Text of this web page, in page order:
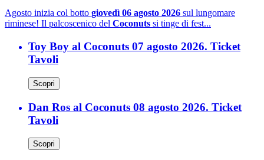
Agosto inizia col botto giovedì 06 agosto 2026 sul lungomare
riminese! Il palcoscenico del Coconuts si tinge di fest...
Toy Boy al Coconuts 07 agosto 2026. Ticket
Tavoli
Scopri
Dan Ros al Coconuts 08 agosto 2026. Ticket
Tavoli
Scopri